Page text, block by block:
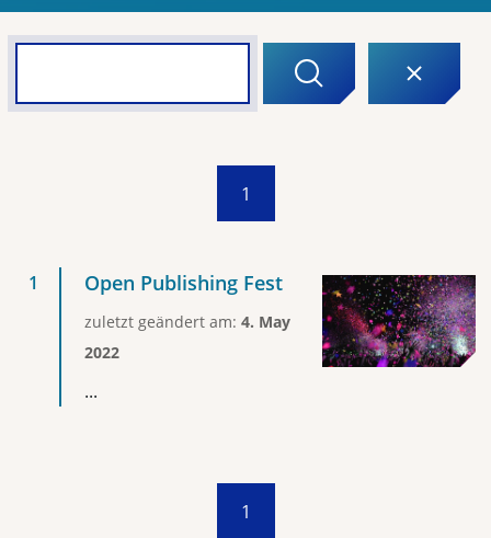
1
Open Publishing Fest
zuletzt geändert am: 4. May
2022
...
1